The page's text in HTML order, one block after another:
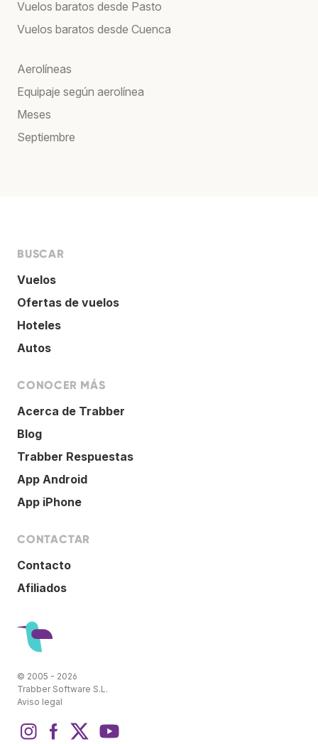
Vuelos baratos desde Pasto
Vuelos baratos desde Cuenca
Aerolíneas
Equipaje según aerolínea
Meses
Septiembre
BUSCAR
Vuelos
Ofertas de vuelos
Hoteles
Autos
CONOCER MÁS
Acerca de Trabber
Blog
Trabber Respuestas
App Android
App iPhone
CONTACTAR
Contacto
Afiliados
© 2005 - 2026
Trabber Software S.L.
Aviso legal